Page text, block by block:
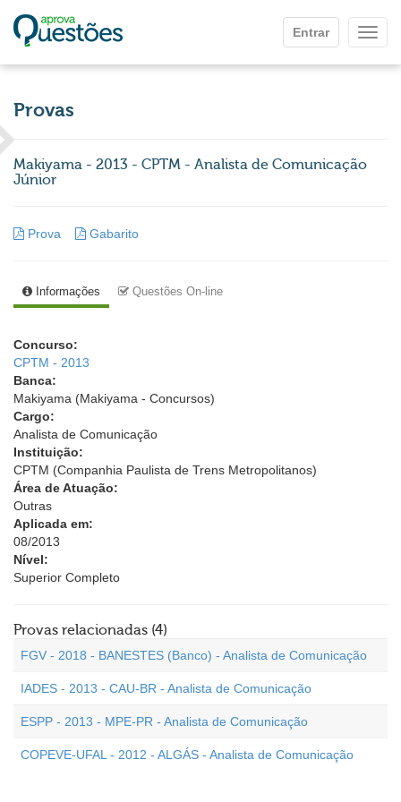
Entrar
Provas
Makiyama - 2013 - CPTM - Analista de Comunicação
Júnior
Prova Gabarito
Informações Questões On-line
Concurso:
CPTM - 2013
Banca:
Makiyama (Makiyama - Concursos)
Cargo:
Analista de Comunicação
Instituição:
CPTM (Companhia Paulista de Trens Metropolitanos)
Área de Atuação:
Outras
Aplicada em:
08/2013
Nível:
Superior Completo
Provas relacionadas (4)
FGV - 2018 - BANESTES (Banco) - Analista de Comunicação
IADES - 2013 - CAU-BR - Analista de Comunicação
ESPP - 2013 - MPE-PR - Analista de Comunicação
COPEVE-UFAL - 2012 - ALGÁS - Analista de Comunicação